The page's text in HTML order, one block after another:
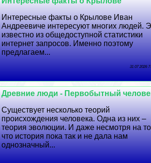
Интересные факты о Крылове Иван
Андреевиче интересуют многих людей.
известно из общедоступной статистики
интернет запросов. Именно поэтому
предлагаем...
31 07 2026
Древние люди - Первобытный
Существует несколько теорий
происхождения человека. Одна из них –
теория эволюции. И даже несмотря на
что история пока так и не дала нам
однозначный...